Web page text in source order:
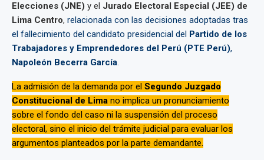
Elecciones (JNE) y el Jurado Electoral Especial (JEE) de
Lima Centro, relacionada con las decisiones adoptadas tras
el fallecimiento del candidato presidencial del Partido de los
Trabajadores y Emprendedores del Perú (PTE Perú),
Napoleón Becerra García.
La admisión de la demanda por el Segundo Juzgado
Constitucional de Lima no implica un pronunciamiento
sobre el fondo del caso ni la suspensión del proceso
electoral, sino el inicio del trámite judicial para evaluar los
argumentos planteados por la parte demandante.